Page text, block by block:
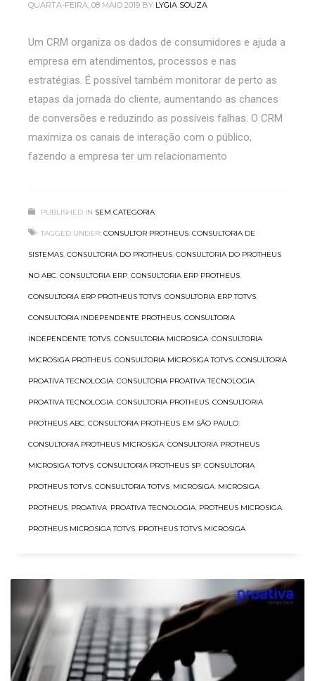
QUARTA-FEIRA, 08 MAIO 2019 BY LYGIA SOUZA
Um CRM organiza os dados de consumidores e ajuda a
empresa em atendimentos, processos e nas
estratégias. É possível também monitorar de perto as
etapas da jornada do cliente, aumentando as chances
de conversões e reduzindo as possíveis falhas. O CRM
maximiza os canais de interação com o público,
fazendo a empresa ter um relacionamento
PUBLISHED IN SEM CATEGORIA
TAGGED UNDER: CONSULTOR PROTHEUS, CONSULTORIA DE
SISTEMAS, CONSULTORIA DO PROTHEUS, CONSULTORIA DO PROTHEUS
NO ABC, CONSULTORIA ERP, CONSULTORIA ERP PROTHEUS,
CONSULTORIA ERP PROTHEUS TOTVS, CONSULTORIA ERP TOTVS,
CONSULTORIA INDEPENDENTE PROTHEUS, CONSULTORIA
INDEPENDENTE TOTVS, CONSULTORIA MICROSIGA, CONSULTORIA
MICROSIGA PROTHEUS, CONSULTORIA MICROSIGA TOTVS, CONSULTORIA
PROATIVA TECNOLOGIA, CONSULTORIA PROATIVA TECNOLOGIA
PROATIVA TECNOLOGIA, CONSULTORIA PROTHEUS, CONSULTORIA
PROTHEUS ABC, CONSULTORIA PROTHEUS EM SÃO PAULO,
CONSULTORIA PROTHEUS MICROSIGA, CONSULTORIA PROTHEUS
MICROSIGA TOTVS, CONSULTORIA PROTHEUS SP, CONSULTORIA
PROTHEUS TOTVS, CONSULTORIA TOTVS, MICROSIGA, MICROSIGA
PROTHEUS, PROATIVA, PROATIVA TECNOLOGIA, PROTHEUS MICROSIGA,
PROTHEUS MICROSIGA TOTVS, PROTHEUS TOTVS MICROSIGA